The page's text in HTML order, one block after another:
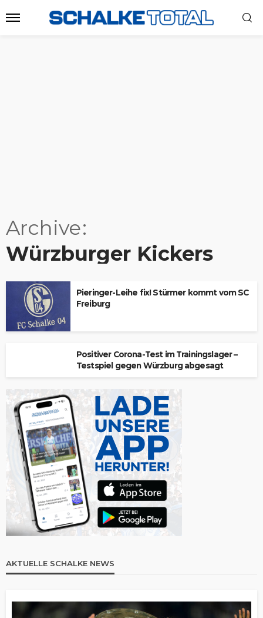
Archive
Würzburger Kickers
Pieringer-Leihe fix! Stürmer kommt vom SC
Freiburg
Positiver Corona-Test im Trainingslager –
Testspiel gegen Würzburg abgesagt
AKTUELLE SCHALKE NEWS